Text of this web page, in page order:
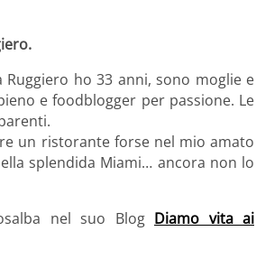
Ruggiero ho 33 anni, sono moglie e
e foodblogger per passione. Le
un ristorante forse nel mio amato
splendida Miami… ancora non lo
nel suo Blog Diamo vita ai